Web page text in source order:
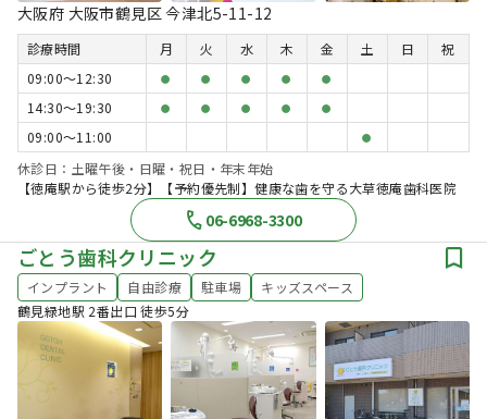
大阪府 大阪市鶴見区 今津北5-11-12
診療時間 月 火 水 木 金 土 日
祝
09:00〜12:30
● ● ● ● ●
14:30〜19:30 ● ● ● ● ●
09:00〜11:00 ●
休診日：土曜午後・日曜・祝日・年末年始
【徳庵駅から徒歩2分】【予約優先制】健康な歯を守る大草徳庵歯科医院
06-6968-3300
ごとう歯科クリニック
インプラント 自由診療 駐車場
キッズスペース
鶴見緑地駅 2番出口 徒歩5分